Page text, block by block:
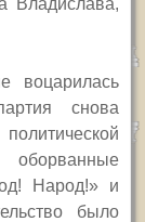
Владислава,
воцарилась
снова
оборванные
Народ!» и
было